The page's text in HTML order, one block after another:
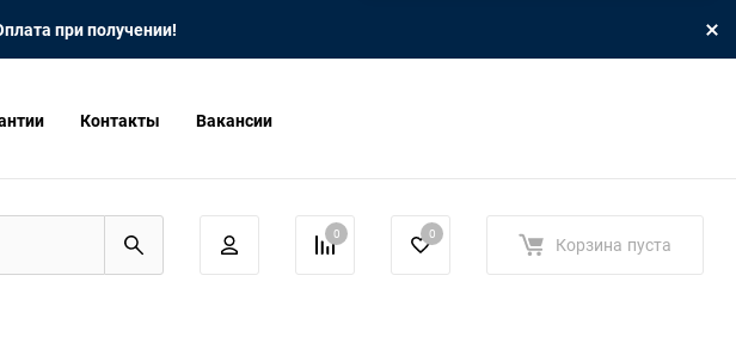
при получении!
Контакты Вакансии
0 0 Корзина пуста